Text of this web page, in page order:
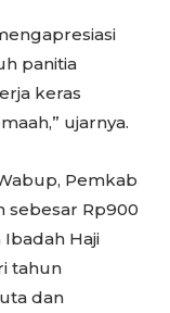
panitia
keras
ujarnya.
Pemkab
sebesar Rp900
Haji
tahun
dan